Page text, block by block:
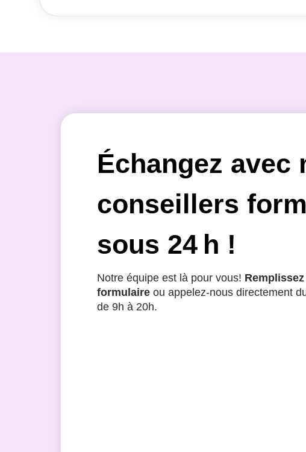
Échangez avec
conseillers
sous 24 h !
Notre équipe est là pour vous! Remplissez
formulaire ou appelez-nous directement
de 9h à 20h.